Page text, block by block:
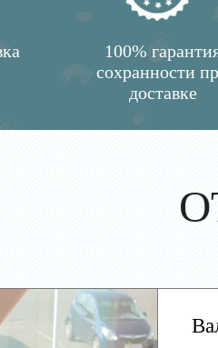
100%
сохранности
доставке